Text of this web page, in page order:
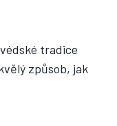
tradice
způsob, jak